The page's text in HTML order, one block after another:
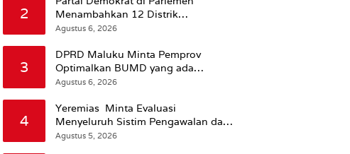
2
Menambahkan 12 Distrik
Pendukung Trump
Agustus 6, 2026
3
DPRD Maluku Minta Pemprov
Optimalkan BUMD yang ada
Ketimbang Menambah Baru
Agustus 6, 2026
4
Yeremias Minta Evaluasi
Menyeluruh Sistim Pengawalan dan
Operasional Angkutan Kontainer
Agustus 5, 2026